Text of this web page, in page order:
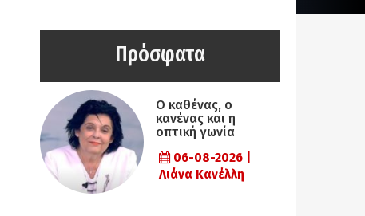
Πρόσφατα
Ο καθένας, ο
κανένας και η
οπτική γωνία
06-08-2026 |
Λιάνα Κανέλλη